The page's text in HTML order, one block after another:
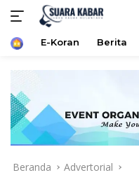
konten
HomeE-Koran Berita
Beranda Advertorial